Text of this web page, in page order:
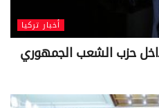
أخبار تركيا
حزب الشعب الجمهوري